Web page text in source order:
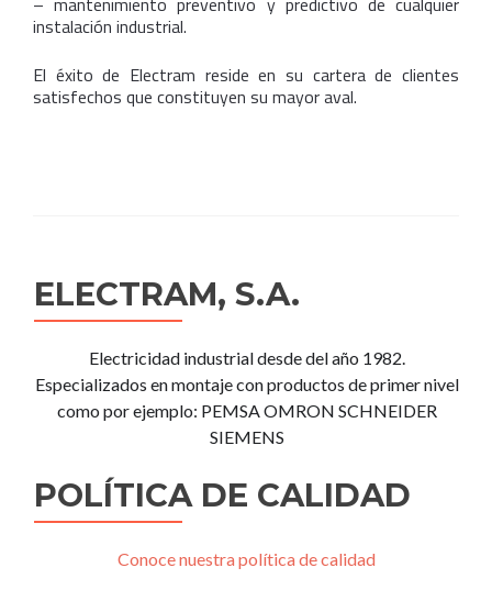
instalación industrial.
El éxito de Electram reside en su cartera de clientes
satisfechos que constituyen su mayor aval.
ELECTRAM, S.A.
Electricidad industrial desde del año 1982.
Especializados en montaje con productos de primer nivel
como por ejemplo: PEMSA OMRON SCHNEIDER
SIEMENS
POLÍTICA DE CALIDAD
Conoce nuestra política de calidad